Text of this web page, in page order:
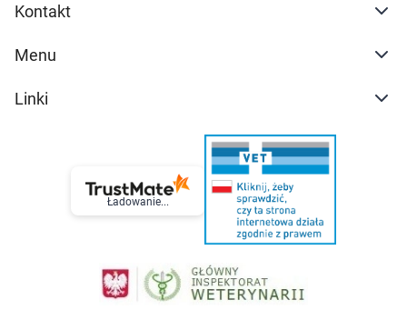
Kontakt
Menu
Linki
Ładowanie...